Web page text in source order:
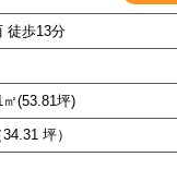
徒歩13分
(53.81坪)
坪）